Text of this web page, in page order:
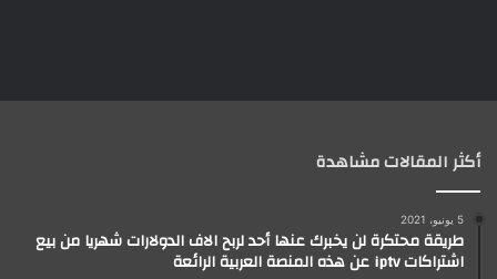
أكثر المقالات مشاهدة
5 يونيو، 2021
طريقة محتكرة لن يخبرك عنها أحد لربح الاف الدولارات شهريا من بيع
اشتراكات iptv عن هذه المنصة العربية الرائعة